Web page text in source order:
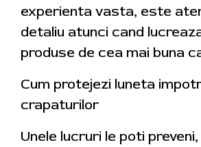
experienta vasta, este
detaliu atunci cand
produse de cea mai buna
Cum protejezi luneta
crapaturilor
Unele lucruri le poti preveni,